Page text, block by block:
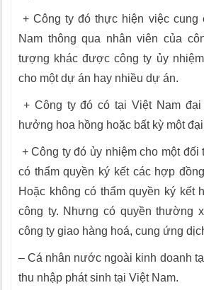
+ Công ty đó thực hiện việc cung
Nam thông qua nhân viên của
tượng khác được công ty ủy
cho một dự án hay nhiều dự án.
+ Công ty đó có tại Việt Nam
hưởng hoa hồng hoặc bất kỳ một
+ Công ty đó ủy nhiệm cho một
có thẩm quyền ký kết các hợp
Hoặc không có thẩm quyền ký kết
công ty. Nhưng có quyền thường
công ty giao hàng hoá, cung ứng
– Cá nhân nước ngoài kinh doanh
thu nhập phát sinh tại Việt Nam.